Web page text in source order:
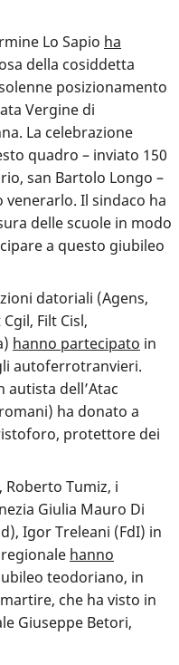
Lo Sapio ha
della cosiddetta
posizionamento
Vergine di
La celebrazione
quadro – inviato 150
san Bartolo Longo –
Il sindaco ha
delle scuole in modo
a questo giubileo
datoriali (Agens,
Filt Cisl,
hanno partecipato in
autoferrotranvieri.
autista dell’Atac
ha donato a
protettore dei
Tumiz, i
Giulia Mauro Di
Igor Treleani (FdI) in
hanno
teodoriano, in
che ha visto in
Giuseppe Betori,